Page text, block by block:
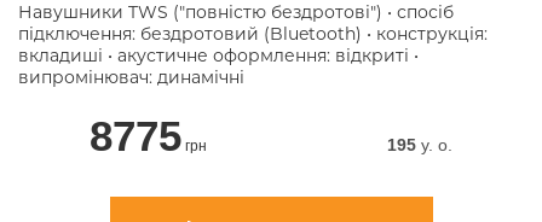
Навушники TWS ("повністю бездротові") • спосіб
підключення: бездротовий (Bluetooth) • конструкція:
вкладиші • акустичне оформлення: відкриті •
випромінювач: динамічні
8775 грн 195y. о.